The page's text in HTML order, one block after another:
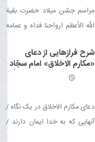
مراسم جشن میلاد حضرت بقیة
الله الأعظم ارواحنا فداه و عمامه
علمیه در دفتر حضرت آیت الله
مکارم شیرازی دامت برکاته برگزار
شرح فرازهایی از دعای
«مکارم الاخلاق» امام سجّاد
علیه السلام از منظر آیت الله
دعای مکارم الاخلاق در یک نگاه /
آنهایی که به خدا ایمان دارند /